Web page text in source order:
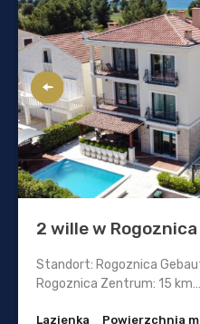
2 wille w Rogoznica
Standort: Rogoznica
Rogoznica Zentrum: 15 km…
Lazienka
Powierzchnia